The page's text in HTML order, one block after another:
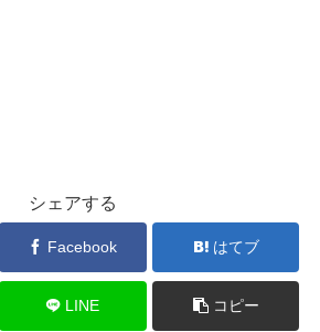
シェアする
Facebook はてブ
LINE コピー